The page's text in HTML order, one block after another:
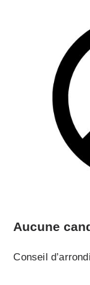
Aucune
Conseil